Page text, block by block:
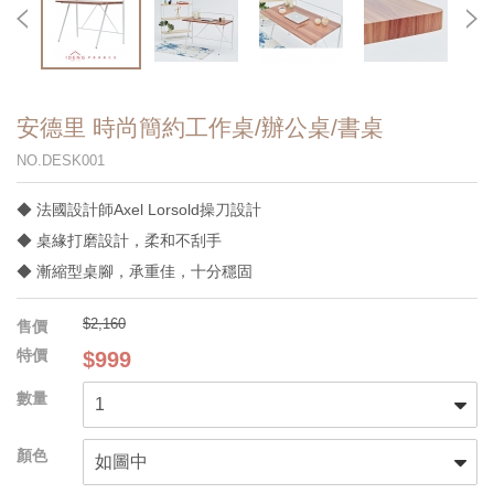
安德里 時尚簡約工作桌/辦公桌/書桌
NO.DESK001
◆ 法國設計師Axel Lorsold操刀設計
◆ 桌緣打磨設計，柔和不刮手
◆ 漸縮型桌腳，承重佳，十分穩固
$2,160
$999